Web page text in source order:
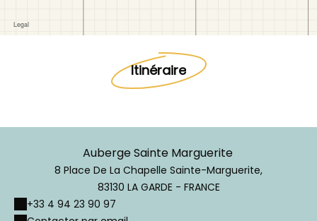
Itinéraire
Auberge Sainte Marguerite
8 Place De La Chapelle Sainte-Marguerite,
83130 LA GARDE - FRANCE
+33 4 94 23 90 97